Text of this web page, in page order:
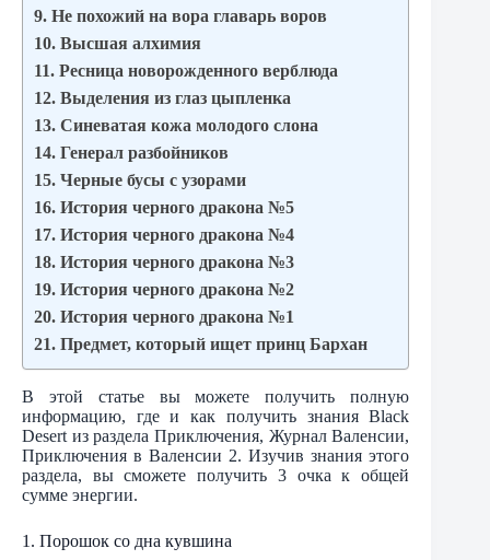
9. Не похожий на вора главарь воров
10. Высшая алхимия
11. Ресница новорожденного верблюда
12. Выделения из глаз цыпленка
13. Синеватая кожа молодого слона
14. Генерал разбойников
15. Черные бусы с узорами
16. История черного дракона №5
17. История черного дракона №4
18. История черного дракона №3
19. История черного дракона №2
20. История черного дракона №1
21. Предмет, который ищет принц Бархан
В этой статье вы можете получить полную
информацию, где и как получить знания Black
Desert из раздела Приключения, Журнал Валенсии,
Приключения в Валенсии 2. Изучив знания этого
раздела, вы сможете получить 3 очка к общей
сумме энергии.
1. Порошок со дна кувшина